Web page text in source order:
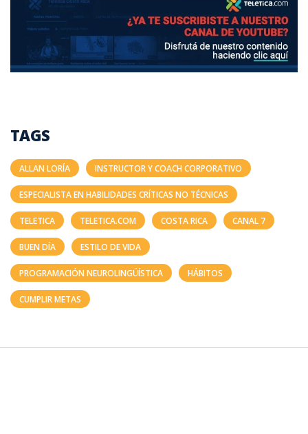
TAGS
ALLAN LORÍA INSTRUCTOR Y COACH CORPORATIVO
ESPECIALISTA EN HABILIDADES CRÍTICAS NO TÉCNICAS
TELETICA TELETICA.COM COSTA RICA CANAL 7
BUEN DÍA ESTILO DE VIDA
PROGRAMACIÓN NEUROLINGÜÍSTICA HÁBITOS
CUMPLIR METAS